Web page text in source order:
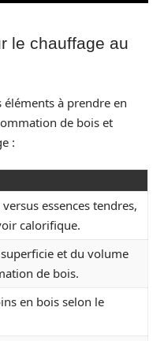
le chauffage au
à prendre en
de bois et
:
versus essences tendres,
calorifique.
et du volume
de bois.
en bois selon le